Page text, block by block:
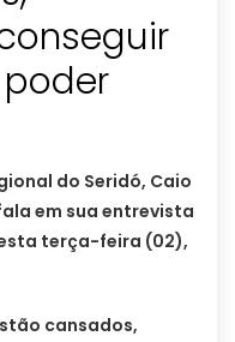
do Seridó, Caio
em sua entrevista
terça-feira (02),
cansados,